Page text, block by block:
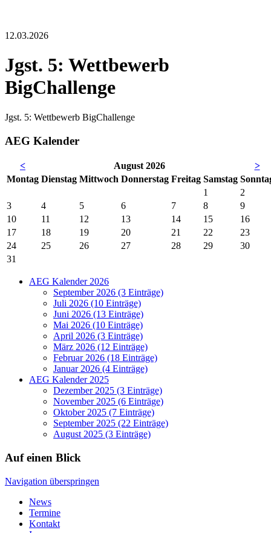
12.03.2026
Jgst. 5: Wettbewerb
BigChallenge
Jgst. 5: Wettbewerb BigChallenge
AEG Kalender
< August 2026
>
Montag Dienstag Mittwoch Donnerstag Freitag Samstag So
1
2
3
4 5 6 7 8
9
10
11 12 13 14 15
16
17
18 19 20 21 22
23
24
25 26 27 28 29
30
31
AEG Kalender 2026
September 2026 (3 Einträge)
Juli 2026 (10 Einträge)
Juni 2026 (13 Einträge)
Mai 2026 (10 Einträge)
April 2026 (3 Einträge)
März 2026 (12 Einträge)
Februar 2026 (18 Einträge)
Januar 2026 (4 Einträge)
AEG Kalender 2025
Dezember 2025 (3 Einträge)
November 2025 (6 Einträge)
Oktober 2025 (7 Einträge)
September 2025 (22 Einträge)
August 2025 (3 Einträge)
Auf einen Blick
Navigation überspringen
News
Termine
Kontakt